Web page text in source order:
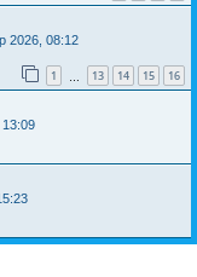
2026, 08:12
1 13 14 15 16